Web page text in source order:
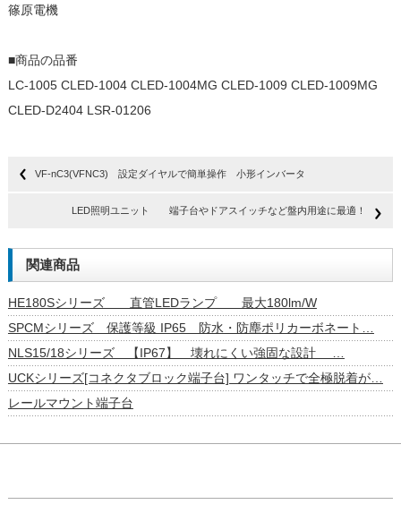
篠原電機
■商品の品番
LC-1005 CLED-1004 CLED-1004MG CLED-1009 CLED-1009MG
CLED-D2404 LSR-01206
VF-nC3(VFNC3) 設定ダイヤルで簡単操作 小形インバータ
LED照明ユニット 端子台やドアスイッチなど盤内用途に最適！
関連商品
HE180Sシリーズ 直管LEDランプ 最大180lm/W
SPCMシリーズ 保護等級 IP65 防水・防塵ポリカーボネート…
NLS15/18シリーズ 【IP67】 壊れにくい強固な設計 …
UCKシリーズ[コネクタブロック端子台] ワンタッチで全極脱着が…
レールマウント端子台